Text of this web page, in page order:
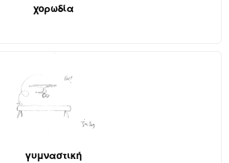
χορωδία
γυμναστική